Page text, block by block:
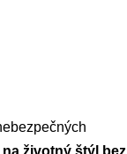
životný štýl bez